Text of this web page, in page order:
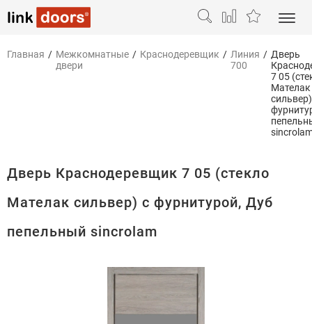
Главная / Межкомнатные
двери
/ Краснодеревщик / Линия
700
/ Дверь
7 05
Мателак
Дверь Краснодеревщик 7 05 (стекло
Мателак сильвер) с фурнитурой, Дуб
пепельный sincrolam